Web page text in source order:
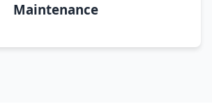
Maintenance